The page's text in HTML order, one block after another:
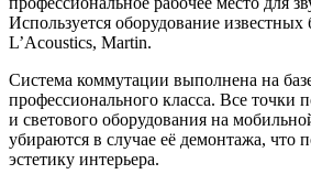
Используется оборудование известных
L’Acoustics, Martin.
Система коммутации выполнена на
профессионального класса. Все точки
и светового оборудования на
убираются в случае её демонтажа, что
эстетику интерьера.